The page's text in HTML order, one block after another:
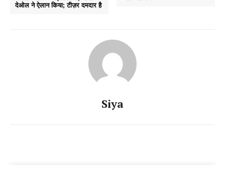
देओल ने ऐलान किया; टीज़र दमदार है
Siya